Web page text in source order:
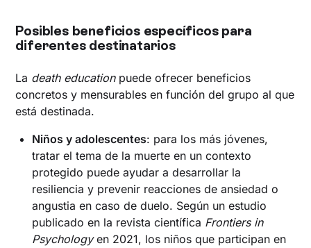
Posibles beneficios específicos para
diferentes destinatarios
La death educationpuede ofrecer beneficios
concretos y mensurables en función del grupo al que
está destinada.
Niños y adolescentes: para los más jóvenes,
tratar el tema de la muerte en un contexto
protegido puede ayudar a desarrollar la
resiliencia y prevenir reacciones de ansiedad o
angustia en caso de duelo. Según un estudio
publicado en la revista científica Frontiers in
Psychologyen 2021, los niños que participan en